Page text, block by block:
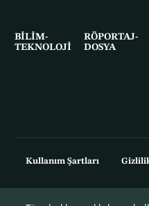
BİLİM-
TEKNOLOJİ
RÖPORTAJ-
DOSYA
Kullanım Şartları